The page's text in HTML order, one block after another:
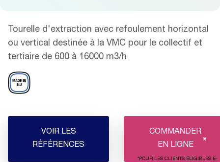
Tourelle d'extraction avec refoulement horizontal
ou vertical destinée à la VMC pour le collectif et
tertiaire de 600 à 16000 m3/h
VOIR LES
RÉFÉRENCES
COMMANDER
EN LIGNE
*POUR LES CLIENTS ÉLIGIBLES E-